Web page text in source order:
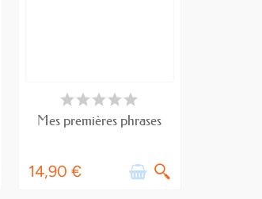
RUPTURE DE STOCK
Mes premières phrases
14,90 €